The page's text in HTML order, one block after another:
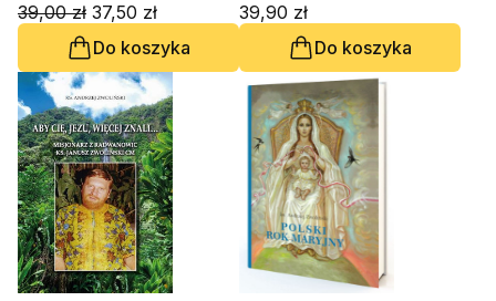
39,00 zł 37,50 zł
Do koszyka
39,90 zł
Do koszyka